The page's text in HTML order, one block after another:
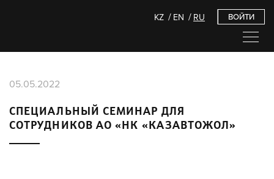
KZ EN RU ВОЙТИ
05.05.2022
СПЕЦИАЛЬНЫЙ СЕМИНАР ДЛЯ
СОТРУДНИКОВ АО «НК «КАЗАВТОЖОЛ»